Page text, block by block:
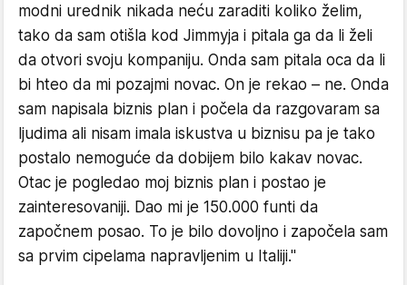
modni urednik nikada neću zaraditi koliko želim,
tako da sam otišla kod Jimmyja i pitala ga da li želi
da otvori svoju kompaniju. Onda sam pitala oca da li
bi hteo da mi pozajmi novac. On je rekao – ne. Onda
sam napisala biznis plan i počela da razgovaram sa
ljudima ali nisam imala iskustva u biznisu pa je tako
postalo nemoguće da dobijem bilo kakav novac.
Otac je pogledao moj biznis plan i postao je
zainteresovaniji. Dao mi je 150.000 funti da
započnem posao. To je bilo dovoljno i započela sam
sa prvim cipelama napravljenim u Italiji."